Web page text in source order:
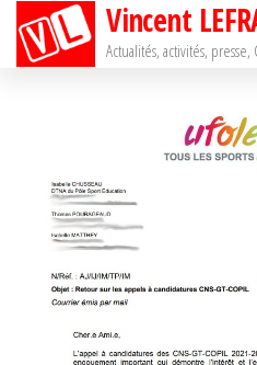
Passer
Vincent
Actualités, activités,